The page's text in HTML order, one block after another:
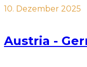
10. Dezember 2025
Austria -